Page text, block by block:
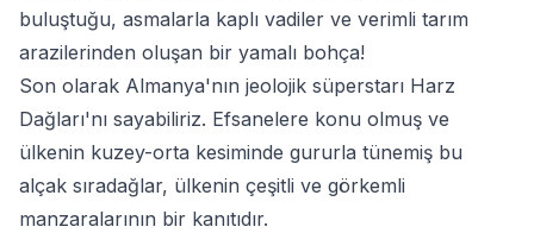
buluştuğu, asmalarla kaplı vadiler ve verimli tarım
arazilerinden oluşan bir yamalı bohça!
Son olarak Almanya'nın jeolojik süperstarı Harz
Dağları'nı sayabiliriz. Efsanelere konu olmuş ve
ülkenin kuzey-orta kesiminde gururla tünemiş bu
alçak sıradağlar, ülkenin çeşitli ve görkemli
manzaralarının bir kanıtıdır.